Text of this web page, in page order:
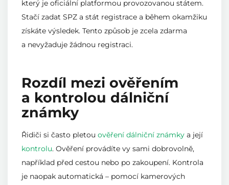
který je oficiální platformou provozovanou státem.
Stačí zadat SPZ a stát registrace a během okamžiku
získáte výsledek. Tento způsob je zcela zdarma
a nevyžaduje žádnou registraci.
Rozdíl mezi ověřením
a kontrolou dálniční
známky
Řidiči si často pletou ověření dálniční známky a její
kontrolu. Ověření provádíte vy sami dobrovolně,
například před cestou nebo po zakoupení. Kontrola
je naopak automatická – pomocí kamerových